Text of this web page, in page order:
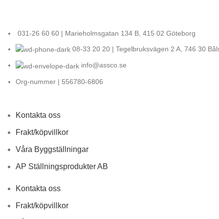
031-26 60 60 | Marieholmsgatan 134 B, 415 02 Göteborg
08-33 20 20 | Tegelbruksvägen 2 A, 746 30
info@assco.se
Org-nummer | 556780-6806
Kontakta oss
Frakt/köpvillkor
Våra Byggställningar
AP Ställningsprodukter AB
Kontakta oss
Frakt/köpvillkor